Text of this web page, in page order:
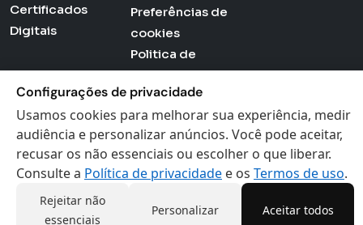
Certificados
Digitais
Preferências de
cookies
Politica de
Privacidade
Termos de Uso
Actana © 2026 - Todos os direitos reservados
Configurações de privacidade
Usamos cookies para melhorar sua experiência, medir
audiência e personalizar anúncios. Você pode aceitar,
recusar os não essenciais ou escolher o que liberar.
Consulte a Política de privacidade e os Termos de uso.
Rejeitar não
essenciais
Personalizar Aceitar todos